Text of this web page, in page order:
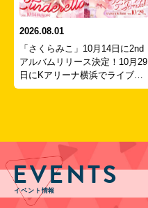
2026.08.01
「さくらみこ」10月14日に2nd
アルバムリリース決定！10月29
日にKアリーナ横浜でライブ開
催！
EVENTS
イベント情報